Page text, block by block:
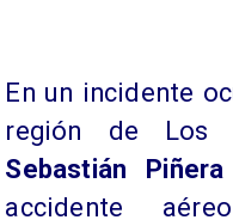
​En un incidente
región de Los
Sebastián Piñera
accidente